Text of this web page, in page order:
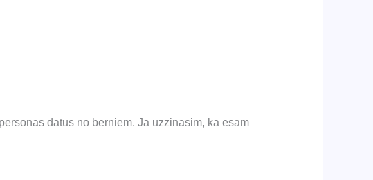
datus no bērniem. Ja uzzināsim, ka esam